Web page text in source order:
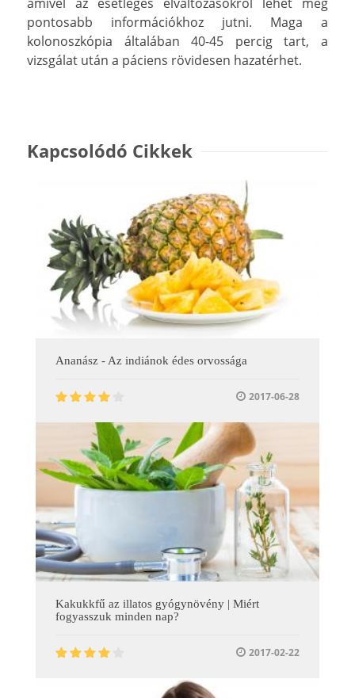
pontosabb információkhoz jutni. Maga a
kolonoszkópia általában 40-45 percig tart, a
vizsgálat után a páciens rövidesen hazatérhet.
Kapcsolódó Cikkek
Ananász - Az indiánok édes orvossága
2017-06-28
Kakukkfű az illatos gyógynövény | Miért
fogyasszuk minden nap?
2017-02-22